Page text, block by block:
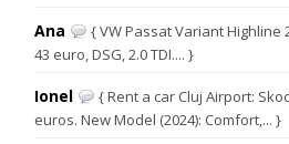
Ana
{ VW Passat Variant Highline
43 euro, DSG, 2.0 TDI.... }
Ionel
{ Rent a car Cluj Airport:
euros. New Model (2024): Comfort,... }